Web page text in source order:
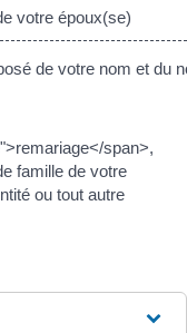
votre époux(se)
de votre nom et du
span>,
famille de votre
ou tout autre